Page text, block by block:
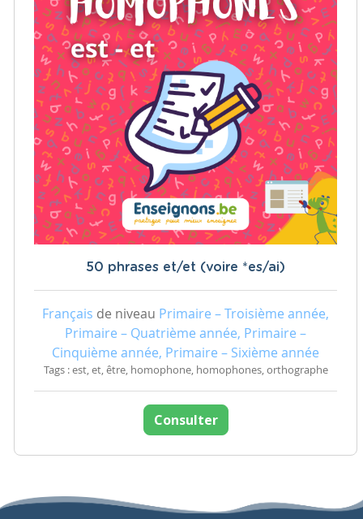
50 phrases et/et (voire *es/ai)
Français de niveau Primaire – Troisième année,
Primaire – Quatrième année, Primaire –
Cinquième année, Primaire – Sixième année
Tags : est, et, être, homophone, homophones, orthographe
Consulter